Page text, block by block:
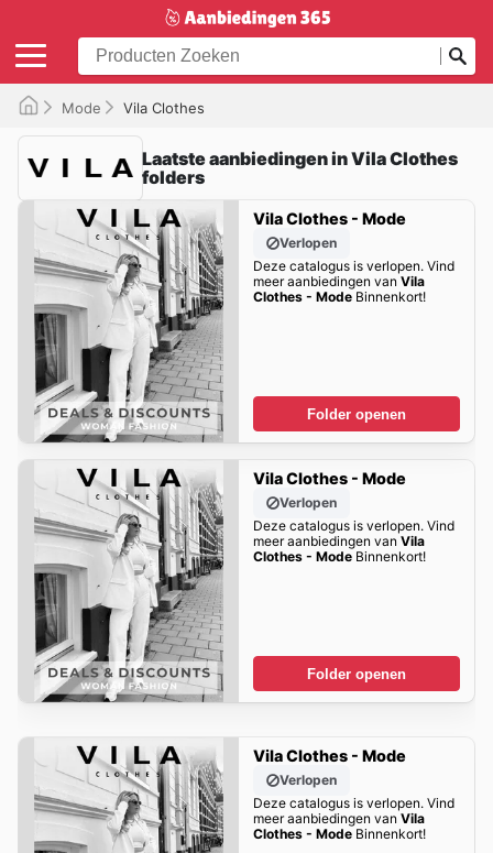
Mode Vila Clothes
Laatste aanbiedingen in Vila Clothes
folders
Vila Clothes - Mode
Verlopen
Deze catalogus is verlopen. Vind
meer aanbiedingen van Vila
Clothes - ModeBinnenkort!
Folder openen
Vila Clothes - Mode
Verlopen
Deze catalogus is verlopen. Vind
meer aanbiedingen van Vila
Clothes - ModeBinnenkort!
Folder openen
Vila Clothes - Mode
Verlopen
Deze catalogus is verlopen. Vind
meer aanbiedingen van Vila
Clothes - ModeBinnenkort!